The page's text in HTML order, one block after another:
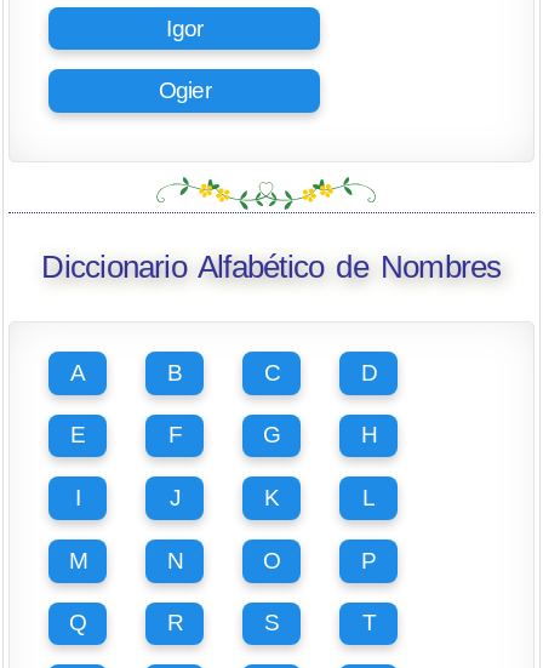
Igor
Ogier
Diccionario Alfabético de Nombres
A B C D
E F G H
I J K L
M N O P
Q R S T